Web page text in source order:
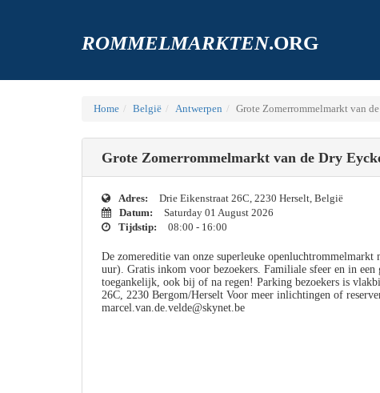
ROMMELMARKTEN.ORG
Home België Antwerpen Grote Zomerrommelmarkt van
Grote Zomerrommelmarkt van de Dry
Adres:
Drie Eikenstraat 26C, 2230 Herselt, België
Datum:
Saturday 01 August 2026
Tijdstip:
08:00 - 16:00
De zomereditie van onze superleuke
uur). Gratis inkom voor bezoekers. Familiale sfeer en in
toegankelijk, ook bij of na regen! Parking bezoekers is
26C, 2230 Bergom/Herselt Voor meer inlichtingen of
marcel.van.de.velde@skynet.be